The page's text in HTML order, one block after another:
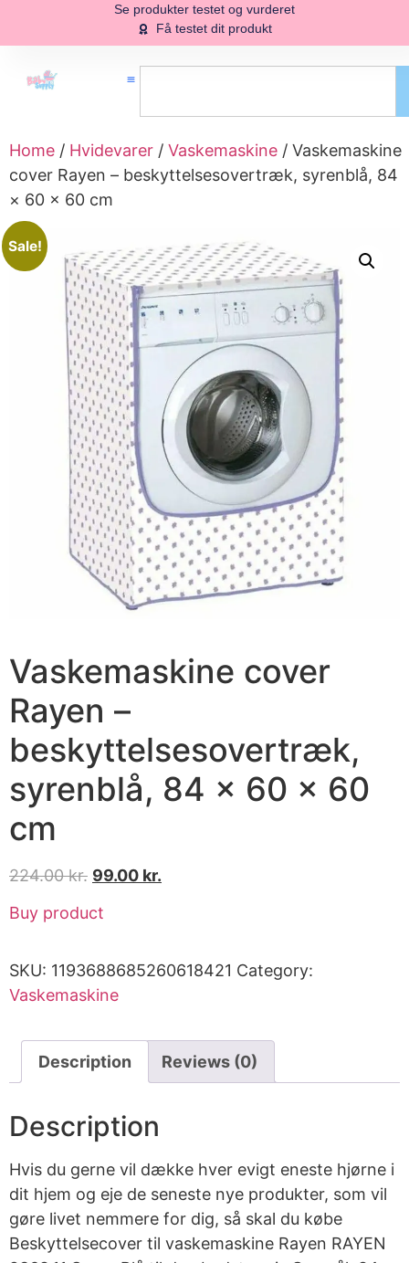
Se produkter testet og vurderet
Få testet dit produkt
Home / Hvidevarer / Vaskemaskine / Vaskemaskine
cover Rayen – beskyttelsesovertræk, syrenblå, 84
× 60 × 60 cm
Sale!
Vaskemaskine cover
Rayen –
beskyttelsesovertræk,
syrenblå, 84 × 60 × 60
cm
224.00kr. 99.00 kr.
Buy product
SKU: 1193688685260618421 Category:
Vaskemaskine
Description Reviews (0)
Description
Hvis du gerne vil dække hver evigt eneste hjørne i
dit hjem og eje de seneste nye produkter, som vil
gøre livet nemmere for dig, så skal du købe
Beskyttelsecover til vaskemaskine Rayen RAYEN